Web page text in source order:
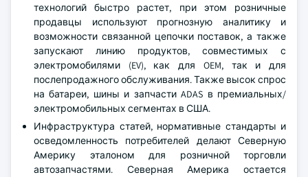
технологий быстро растет, при этом розничные
продавцы используют прогнозную аналитику и
возможности связанной цепочки поставок, а также
запускают линию продуктов, совместимых с
электромобилями (EV), как для OEM, так и для
послепродажного обслуживания. Также высок спрос
на батареи, шины и запчасти ADAS в премиальных/
электромобильных сегментах в США.
Инфраструктура статей, нормативные стандарты и
осведомленность потребителей делают Северную
Америку эталоном для розничной торговли
автозапчастями. Северная Америка остается